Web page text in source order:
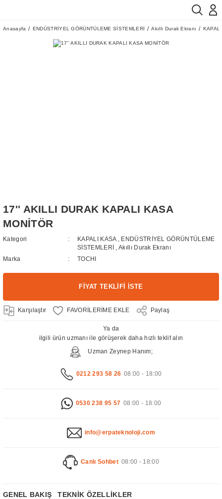
Anasayfa ENDÜSTRİYEL GÖRÜNTÜLEME SİSTEMLERİ Akıllı Durak Ekranı
17'' AKILLI DURAK KAPALI KASA
MONİTÖR
Kategori KAPALI KASA
ENDÜSTRİYEL GÖRÜNTÜLEME
SİSTEMLERİ
,Akıllı Durak Ekranı
Marka
TOCHI
FİYAT TEKLİFİ İSTE
Karşılaştır Paylaş
Ya da
ilgili ürün uzmanı ile görüşerek daha hızlı teklif alın
Uzman Zeynep Hanım;
0212 293 58 26 08:00 - 18:00
0530 238 95 57 08:00 - 18:00
info@erpateknoloji.com
Canlı Sohbet 08:00 - 18:00
GENEL BAKIŞ TEKNİK ÖZELLİKLER